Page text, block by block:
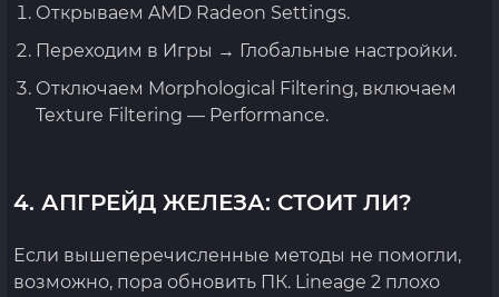
Открываем AMD Radeon Settings.
Переходим в Игры → Глобальные настройки.
Отключаем Morphological Filtering, включаем
Texture Filtering — Performance.
4. АПГРЕЙД ЖЕЛЕЗА: СТОИТ ЛИ?
Если вышеперечисленные методы не помогли,
возможно, пора обновить ПК. Lineage 2 плохо